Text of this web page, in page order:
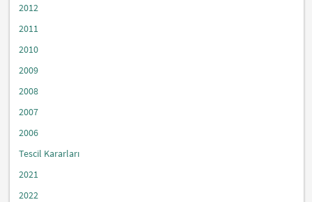
2012
2011
2010
2009
2008
2007
2006
Tescil Kararları
2021
2022